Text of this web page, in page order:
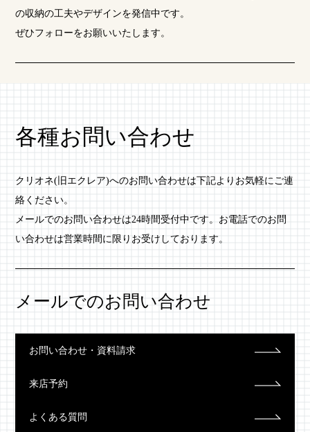
の収納の工夫やデザインを発信中です。
ぜひフォローをお願いいたします。
各種お問い合わせ
クリオネ(旧エクレア)へのお問い合わせは下記よりお気軽にご連
絡ください。
メールでのお問い合わせは24時間受付中です。お電話でのお問
い合わせは営業時間に限りお受けしております。
メールでのお問い合わせ
お問い合わせ・資料請求
来店予約
よくある質問